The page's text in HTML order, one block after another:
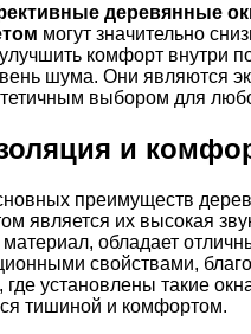
деревянные
могут значительно
комфорт внутри
шума. Они являются
выбором для
и
преимуществ
является их высокая
обладает
свойствами,
установлены такие
тишиной и комфортом.